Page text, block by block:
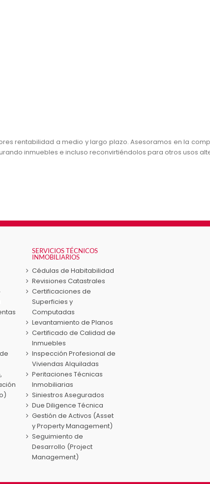
rentabilidad a medio y largo plazo. Asesoramos en la
inmuebles e incluso reconvirtiéndolos para otros usos
SERVICIOS TÉCNICOS
INMOBILIARIOS
Cédulas de Habitabilidad
Revisiones Catastrales
Certificaciones de
Superficies y
Computadas
Levantamiento de Planos
Certificado de Calidad de
Inmuebles
Inspección Profesional de
Viviendas Alquiladas
Peritaciones Técnicas
Inmobiliarias
Siniestros Asegurados
Due Diligence Técnica
Gestión de Activos (Asset
y Property Management)
Seguimiento de
Desarrollo (Project
Management)